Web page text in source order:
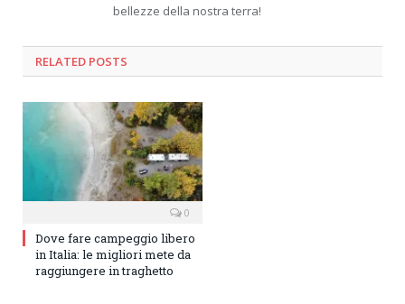
bellezze della nostra terra!
RELATED POSTS
0
Dove fare campeggio libero
in Italia: le migliori mete da
raggiungere in traghetto